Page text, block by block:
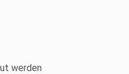
werden